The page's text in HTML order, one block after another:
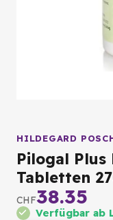
HILDEGARD
Pilogal Plus
Tabletten
CHF38.35
Verfügbar ab